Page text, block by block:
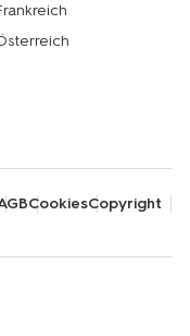
CookiesCopyright